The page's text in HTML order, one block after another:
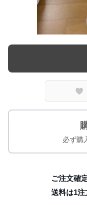
必ず購
ご注文確
送料は1注